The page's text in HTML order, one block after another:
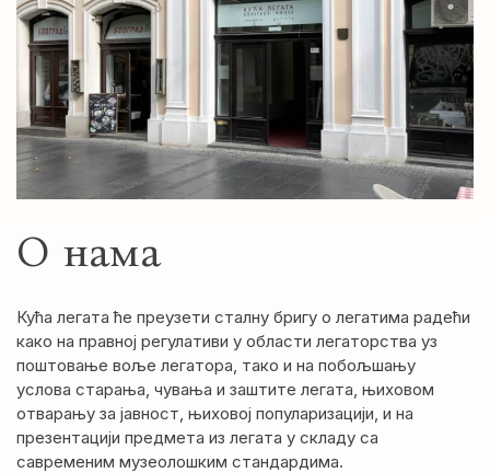
О нама
Кућа легата ће преузети сталну бригу о легатима радећи
како на правној регулативи у области легаторства уз
поштовање воље легатора, тако и на побољшању
услова старања, чувања и заштите легата, њиховом
отварању за јавност, њиховој популаризацији, и на
презентацији предмета из легата у складу са
савременим музеолошким стандардима.